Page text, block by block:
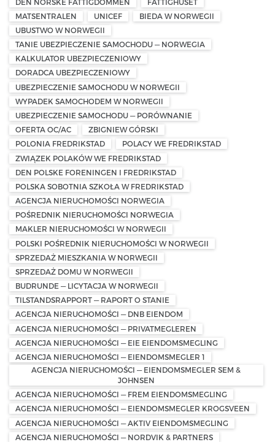
MATSENTRALEN
UNICEF
BIEDA W NORWEGII
UBUSTWO W NORWEGII
TANIE UBEZPIECZENIE SAMOCHODU — NORWEGIA
KALKULATOR UBEZPIECZENIOWY
DORADCA UBEZPIECZENIOWY
UBEZPIECZENIE SAMOCHODU W NORWEGII
WYPADEK SAMOCHODEM W NORWEGII
UBEZPIECZENIE SAMOCHODU — PORÓWNANIE
OFERTA OC/AC
ZBIGNIEW GÓRSKI
POLONIA FREDRIKSTAD
POLACY WE FREDRIKSTAD
ZWIĄZEK POLAKÓW WE FREDRIKSTAD
DEN POLSKE FORENINGEN I FREDRIKSTAD
POLSKA SOBOTNIA SZKOŁA W FREDRIKSTAD
AGENCJA NIERUCHOMOŚCI NORWEGIA
POŚREDNIK NIERUCHOMOŚCI NORWEGIA
MAKLER NIERUCHOMOŚCI W NORWEGII
POLSKI POŚREDNIK NIERUCHOMOŚCI W NORWEGII
SPRZEDAŻ MIESZKANIA W NORWEGII
SPRZEDAŻ DOMU W NORWEGII
BUDRUNDE — LICYTACJA W NORWEGII
TILSTANDSRAPPORT — RAPORT O STANIE
AGENCJA NIERUCHOMOŚCI — DNB EIENDOM
AGENCJA NIERUCHOMOŚCI — PRIVATMEGLEREN
AGENCJA NIERUCHOMOŚCI — EIE EIENDOMSMEGLING
AGENCJA NIERUCHOMOŚCI — EIENDOMSMEGLER 1
AGENCJA NIERUCHOMOŚCI — EIENDOMSMEGLER SEM &
JOHNSEN
AGENCJA NIERUCHOMOŚCI — FREM EIENDOMSMEGLING
AGENCJA NIERUCHOMOŚCI — EIENDOMSMEGLER KROGSVEEN
AGENCJA NIERUCHOMOŚCI — AKTIV EIENDOMSMEGLING
AGENCJA NIERUCHOMOŚCI — NORDVIK & PARTNERS